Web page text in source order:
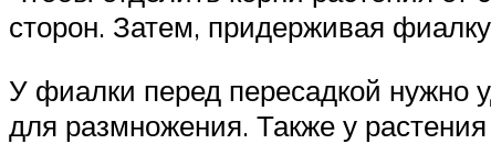
сторон. Затем, придерживая
У фиалки перед пересадкой нужно
для размножения. Также у